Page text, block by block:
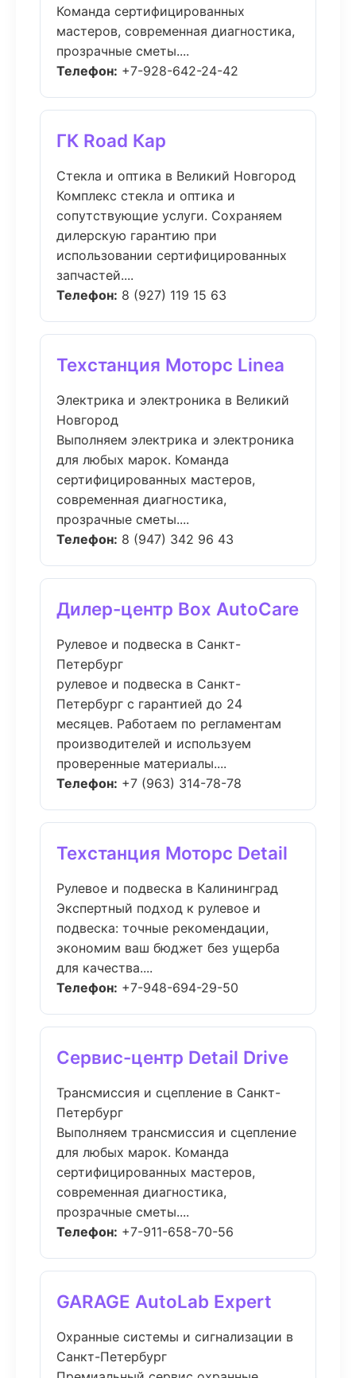
Команда сертифицированных
мастеров, современная диагностика,
прозрачные сметы....
Телефон: +7-928-642-24-42
ГК Road Кар
Стекла и оптика в Великий Новгород
Комплекс стекла и оптика и
сопутствующие услуги. Сохраняем
дилерскую гарантию при
использовании сертифицированных
запчастей....
Телефон: 8 (927) 119 15 63
Техстанция Моторс Linea
Электрика и электроника в Великий
Новгород
Выполняем электрика и электроника
для любых марок. Команда
сертифицированных мастеров,
современная диагностика,
прозрачные сметы....
Телефон: 8 (947) 342 96 43
Дилер-центр Box AutoCare
Рулевое и подвеска в Санкт-
Петербург
рулевое и подвеска в Санкт-
Петербург с гарантией до 24
месяцев. Работаем по регламентам
производителей и используем
проверенные материалы....
Телефон: +7 (963) 314-78-78
Техстанция Моторс Detail
Рулевое и подвеска в Калининград
Экспертный подход к рулевое и
подвеска: точные рекомендации,
экономим ваш бюджет без ущерба
для качества....
Телефон: +7-948-694-29-50
Сервис-центр Detail Drive
Трансмиссия и сцепление в Санкт-
Петербург
Выполняем трансмиссия и сцепление
для любых марок. Команда
сертифицированных мастеров,
современная диагностика,
прозрачные сметы....
Телефон: +7-911-658-70-56
GARAGE AutoLab Expert
Охранные системы и сигнализации в
Санкт-Петербург